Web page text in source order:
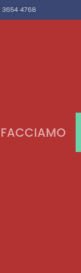
3654 4768